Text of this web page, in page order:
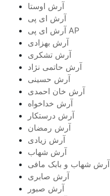
آرش اوستا
آرش ای پی
آرش ای پی AP
آرش بهزادی
آرش تشکری
آرش حاتمی نژاد
آرش حسینی
آرش خان احمدی
آرش خداخواه
آرش درستکار
آرش رمضان
آرش زیادی
آرش شهاب
آرش شهاب و بابک مافی
آرش صابری
آرش صبور